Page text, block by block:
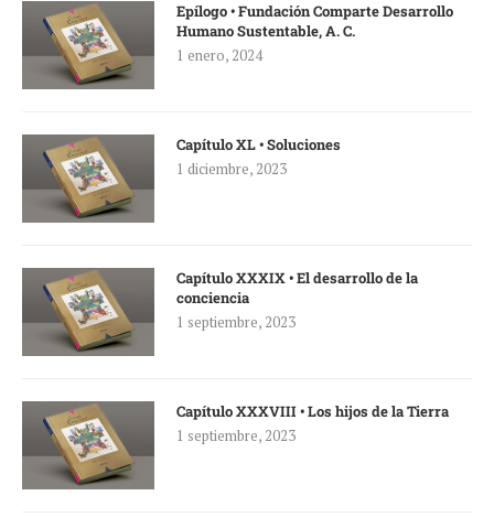
Epílogo • Fundación Comparte Desarrollo
Humano Sustentable, A. C.
1 enero, 2024
Capítulo XL • Soluciones
1 diciembre, 2023
Capítulo XXXIX • El desarrollo de la
conciencia
1 septiembre, 2023
Capítulo XXXVIII • Los hijos de la Tierra
1 septiembre, 2023